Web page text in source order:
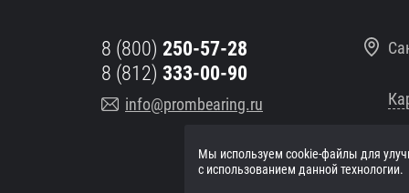
8 (800) 250-57-28
8 (812) 333-00-90
info@prombearing.ru
Мы используем cookie-файлы для
с использованием данной технологии.